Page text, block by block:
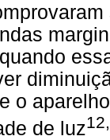
o
de luz